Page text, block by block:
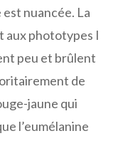
nuancée. La
aux phototypes I
peu et brûlent
de
jaune qui
l’eumélanine